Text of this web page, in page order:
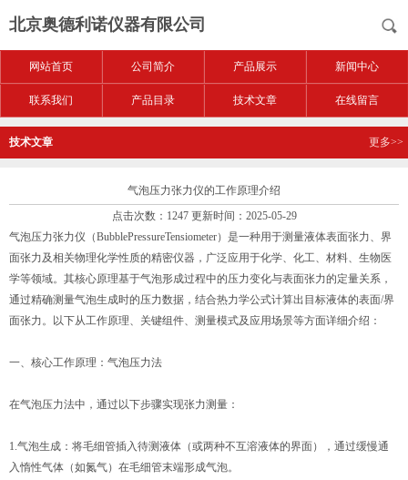
北京奥德利诺仪器有限公司
网站首页 公司简介 产品展示 新闻中心
联系我们 产品目录 技术文章 在线留言
技术文章 更多>>
气泡压力张力仪的工作原理介绍
点击次数：1247 更新时间：2025-05-29
气泡压力张力仪（BubblePressureTensiometer）是一种用于测量液体表面张力、界
面张力及相关物理化学性质的精密仪器，广泛应用于化学、化工、材料、生物医
学等领域。其核心原理基于气泡形成过程中的压力变化与表面张力的定量关系，
通过精确测量气泡生成时的压力数据，结合热力学公式计算出目标液体的表面/界
面张力。以下从工作原理、关键组件、测量模式及应用场景等方面详细介绍：
一、核心工作原理：气泡压力法
在气泡压力法中，通过以下步骤实现张力测量：
1.气泡生成：将毛细管插入待测液体（或两种不互溶液体的界面），通过缓慢通
入惰性气体（如氮气）在毛细管末端形成气泡。